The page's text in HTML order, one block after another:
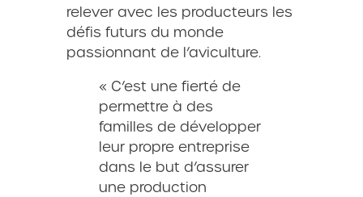
relever avec les producteurs les
défis futurs du monde
passionnant de l’aviculture.
« C’est une fierté de
permettre à des
familles de développer
leur propre entreprise
dans le but d’assurer
une production